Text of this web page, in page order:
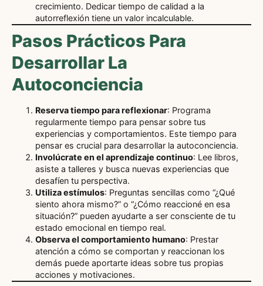
crecimiento. Dedicar tiempo de calidad a la
autorreflexión tiene un valor incalculable.
Pasos Prácticos Para
Desarrollar La
Autoconciencia
Reserva tiempo para reflexionar: Programa
regularmente tiempo para pensar sobre tus
experiencias y comportamientos. Este tiempo para
pensar es crucial para desarrollar la autoconciencia.
Involúcrate en el aprendizaje continuo: Lee libros,
asiste a talleres y busca nuevas experiencias que
desafíen tu perspectiva.
Utiliza estímulos: Preguntas sencillas como “¿Qué
siento ahora mismo?” o “¿Cómo reaccioné en esa
situación?” pueden ayudarte a ser consciente de tu
estado emocional en tiempo real.
Observa el comportamiento humano: Prestar
atención a cómo se comportan y reaccionan los
demás puede aportarte ideas sobre tus propias
acciones y motivaciones.